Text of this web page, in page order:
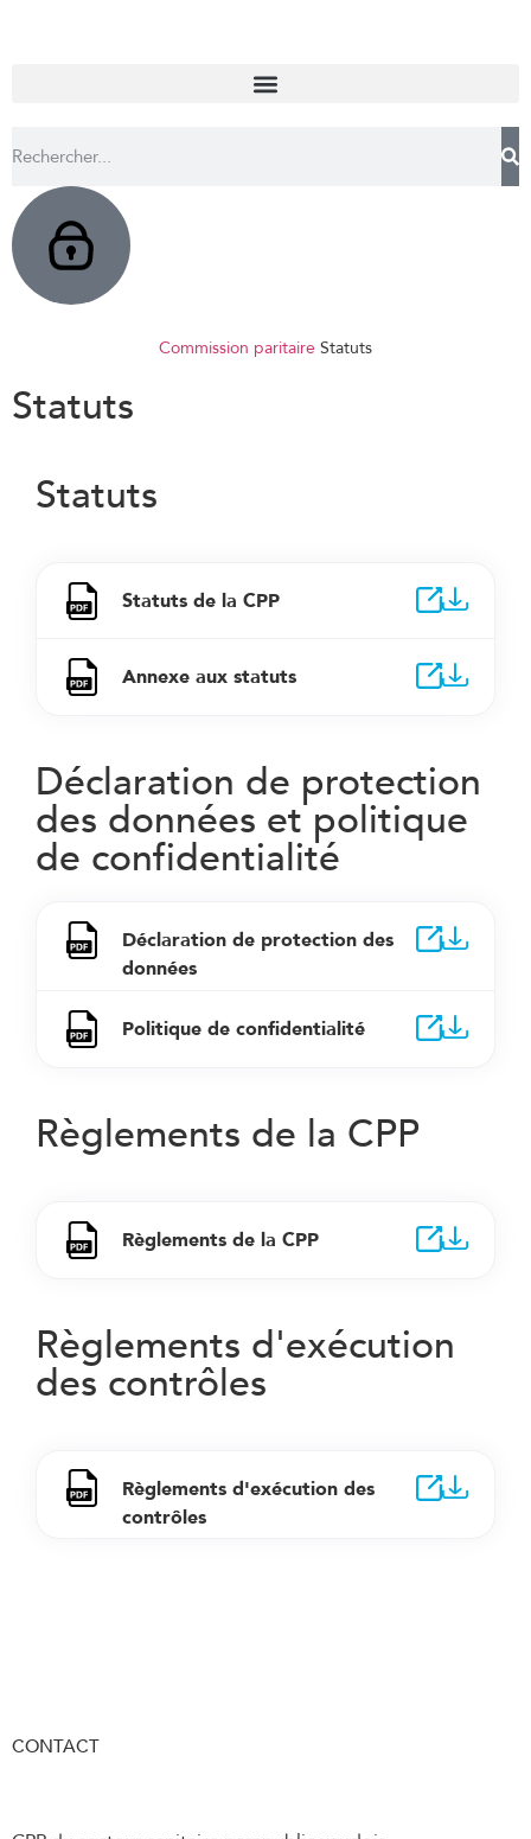
Commission paritaire Statuts
Statuts
Statuts
Statuts de la CPP
Annexe aux statuts
Déclaration de protection
des données et politique
de confidentialité
Déclaration de protection des
données
Politique de confidentialité
Règlements de la CPP
Règlements de la CPP
Règlements d'exécution
des contrôles
Règlements d'exécution des
contrôles
CONTACT